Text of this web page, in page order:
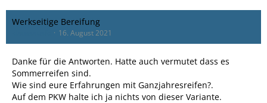
Werkseitige Bereifung
16. August 2021
Danke für die Antworten. Hatte auch vermutet dass es
Sommerreifen sind.
Wie sind eure Erfahrungen mit Ganzjahresreifen?.
Auf dem PKW halte ich ja nichts von dieser Variante.